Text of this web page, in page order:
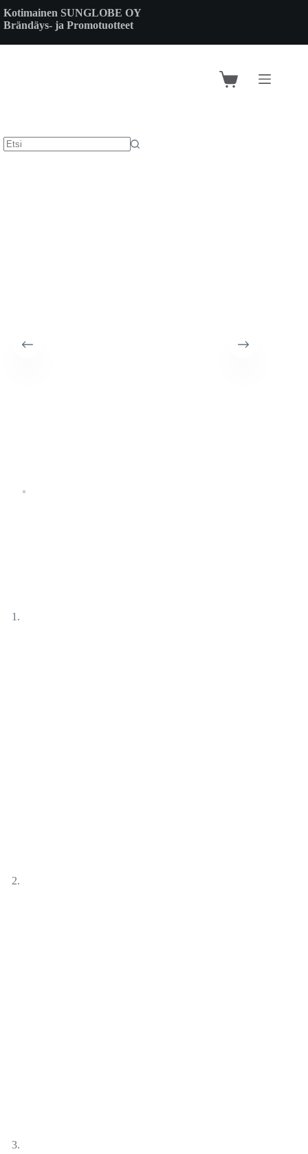
to
content
Kotimainen SUNGLOBE OY
Brändäys- ja Promotuotteet
Shopping